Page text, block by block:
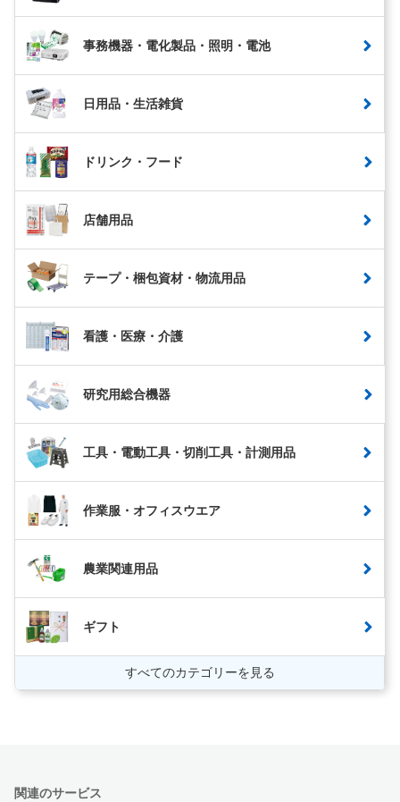
事務機器・電化製品・照明・電池
日用品・生活雑貨
ドリンク・フード
店舗用品
テープ・梱包資材・物流用品
看護・医療・介護
研究用総合機器
工具・電動工具・切削工具・計測用品
作業服・オフィスウエア
農業関連用品
ギフト
すべてのカテゴリーを見る
関連のサービス